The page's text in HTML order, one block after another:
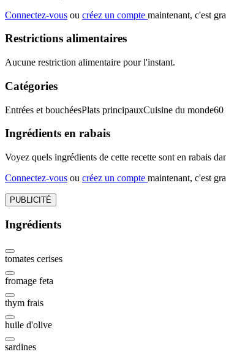
Connectez-vous ou créez un compte maintenant, c'est
Restrictions alimentaires
Aucune restriction alimentaire pour l'instant.
Catégories
Entrées et bouchéesPlats principauxCuisine du monde60
Ingrédients en rabais
Voyez quels ingrédients de cette recette sont en rabais
Connectez-vous ou créez un compte maintenant, c'est
PUBLICITÉ
Ingrédients
tomates cerises
fromage feta
thym frais
huile d'olive
sardines